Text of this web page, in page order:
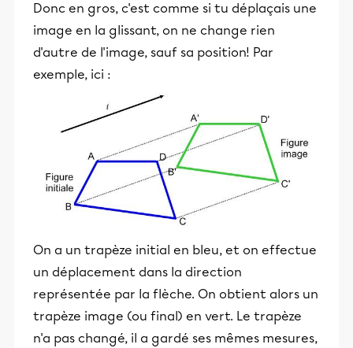
Donc en gros, c'est comme si tu déplaçais une
image en la glissant, on ne change rien
d'autre de l'image, sauf sa position! Par
exemple, ici :
On a un trapèze initial en bleu, et on effectue
un déplacement dans la direction
représentée par la flèche. On obtient alors un
trapèze image (ou final) en vert. Le trapèze
n'a pas changé, il a gardé ses mêmes mesures,